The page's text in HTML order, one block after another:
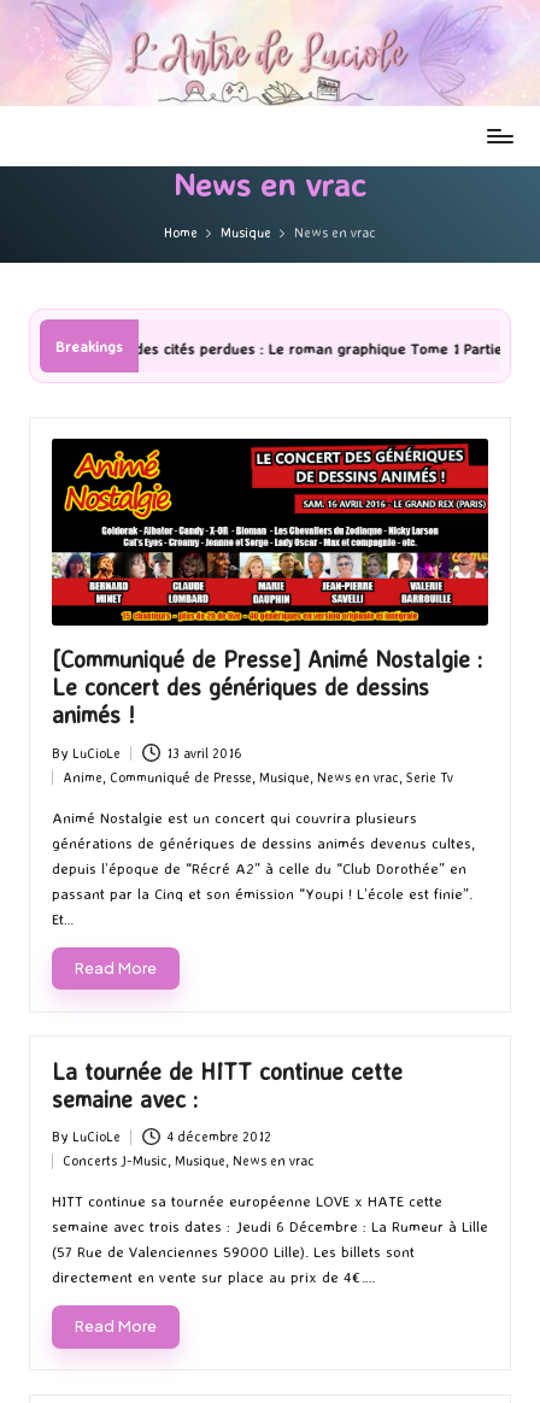
News en vrac
Home Musique News en vrac
Breakings
: Le roman graphique Tome 1 Partie 2 [Série TV] The
[Communiqué de Presse] Animé Nostalgie :
Le concert des génériques de dessins
animés !
Posted
by
By LuCioLe 13 avril 2016
Posted
in
Anime, Communiqué de Presse,Musique, News en vrac,Serie Tv
Animé Nostalgie est un concert qui couvrira plusieurs
générations de génériques de dessins animés devenus cultes,
depuis l’époque de “Récré A2” à celle du “Club Dorothée” en
passant par la Cinq et son émission “Youpi ! L’école est finie”.
Et…
Read More
La tournée de HITT continue cette
semaine avec :
Posted
by
By LuCioLe 4 décembre 2012
in
Concerts J-Music,Musique, News en vrac
HITT continue sa tournée européenne LOVE x HATE cette
semaine avec trois dates : Jeudi 6 Décembre : La Rumeur à Lille
(57 Rue de Valenciennes 59000 Lille). Les billets sont
directement en vente sur place au prix de 4€.…
Read More